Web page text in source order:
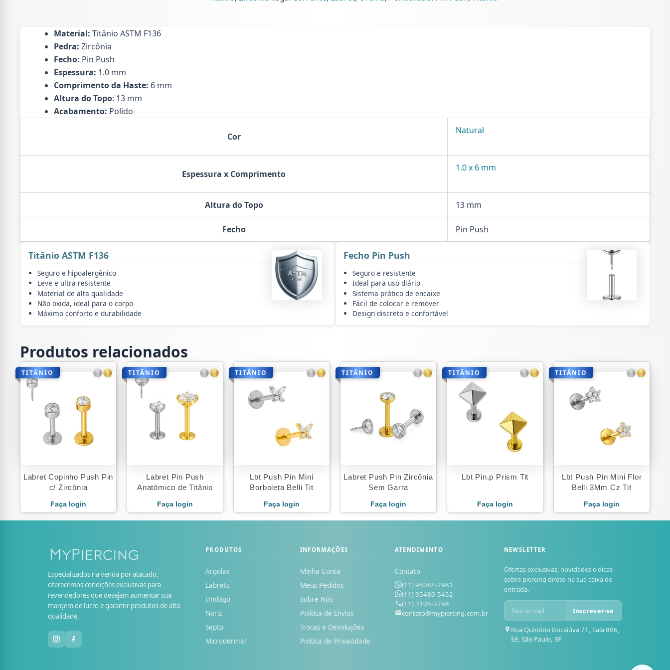
(PCX7)
Material: Titânio ASTM F136
Pedra: Zircônia
Fecho: Pin Push
Espessura: 1.0 mm
Comprimento da Haste: 6 mm
Altura do Topo: 13 mm
Acabamento: Polido
Cor
Natural
Espessura x Comprimento
1.0 x 6 mm
Altura do Topo 13 mm
Fecho Pin Push
Titânio ASTM F136
Seguro e hipoalergênico
Leve e ultra resistente
Material de alta qualidade
Não oxida, ideal para o corpo
Máximo conforto e durabilidade
Fecho Pin Push
Seguro e resistente
Ideal para uso diário
Sistema prático de encaixe
Fácil de colocar e remover
Design discreto e confortável
Produtos relacionados
TITÂNIO
Labret Copinho Push Pin
c/ Zircônia
Faça login
TITÂNIO
Labret Pin Push
Anatômico de Titânio
Faça login
TITÂNIO
Lbt Push Pin Mini
Borboleta Belli Tit
Faça login
TITÂNIO
Labret Push Pin Zircônia
Sem Garra
Faça login
TITÂNIO
Lbt Pin.p Prism Tit
Faça login
TITÂNIO
Lbt Push Pin Mini Flor
Belli 3Mm Cz Tit
Faça login
Especializados na venda por atacado,
oferecemos condições exclusivas para
revendedores que desejam aumentar sua
margem de lucro e garantir produtos de alta
qualidade.
PRODUTOS
Argolas
Labrets
Umbigo
Nariz
Septo
Microdermal
INFORMAÇÕES
Minha Conta
Meus Pedidos
Sobre Nós
Política de Envios
Trocas e Devoluções
Política de Privacidade
ATENDIMENTO
Contato
(11) 98084-2981
(11) 95480-5452
(11) 3105-3798
contato@mypiercing.com.br
NEWSLETTER
Ofertas exclusivas, novidades e dicas
sobre piercing direto na sua caixa de
entrada.
Inscrever-se
Rua Quintino Bocaiúva 71, Sala 806,
Sé, São Paulo, SP